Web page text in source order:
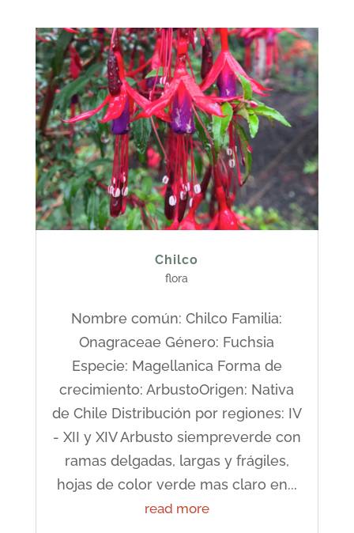
Chilco
flora
Nombre común: Chilco Familia:
Onagraceae Género: Fuchsia
Especie: Magellanica Forma de
crecimiento: ArbustoOrigen: Nativa
de Chile Distribución por regiones: IV
- XII y XIV Arbusto siempreverde con
ramas delgadas, largas y frágiles,
hojas de color verde mas claro en...
read more